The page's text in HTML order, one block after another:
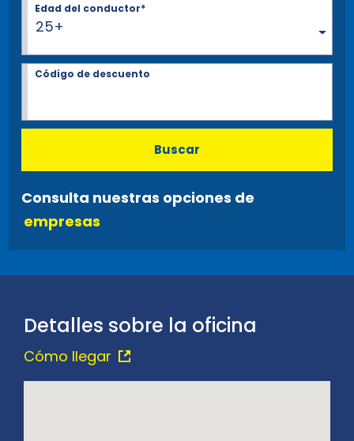
25+
Edad del conductor*
Código de descuento
Buscar
Consulta nuestras opciones de
empresas
Detalles sobre la oficina
Cómo llegar